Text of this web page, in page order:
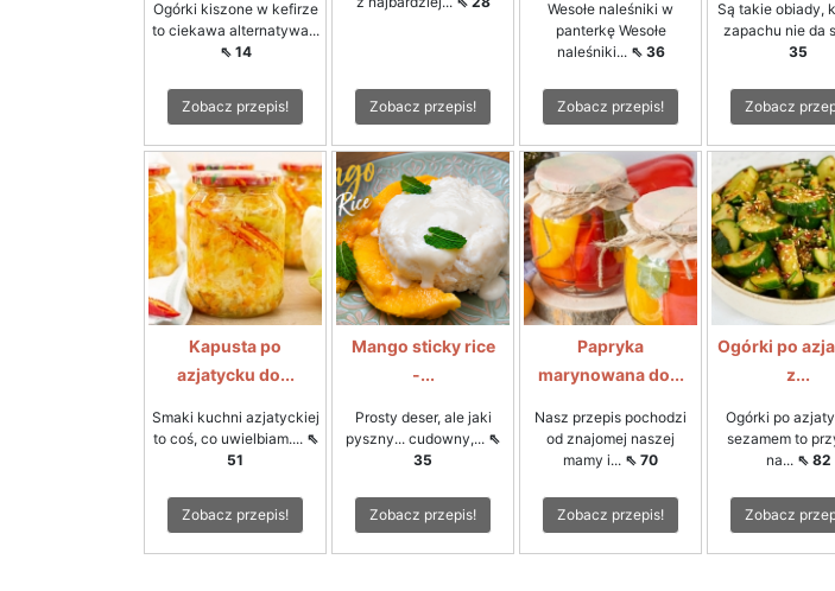
Ogórki kiszone w kefirze
to ciekawa alternatywa...
⇖ 14
Zobacz przepis! Zobacz przepis!
Wesołe naleśniki w
panterkę Wesołe
naleśniki... ⇖ 36
Zobacz przepis!
Są takie obiady,
zapachu nie da
35
Zobacz
Kapusta po
azjatycku do...
Smaki kuchni azjatyckiej
to coś, co uwielbiam.... ⇖
51
Zobacz przepis!
Mango sticky rice
-...
Prosty deser, ale jaki
pyszny... cudowny,... ⇖
35
Zobacz przepis!
Papryka
marynowana do...
Nasz przepis pochodzi
od znajomej naszej
mamy i... ⇖ 70
Zobacz przepis!
Ogórki po
z...
Ogórki po
sezamem to
na... ⇖ 82
Zobacz